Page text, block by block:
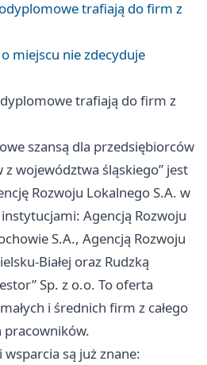
trafiają do firm z
miejscu nie zdecyduje
trafiają do firm z
szansą dla przedsiębiorców
z województwa śląskiego” jest
Rozwoju Lokalnego S.A. w
Agencją Rozwoju
S.A., Agencją Rozwoju
Białej oraz Rudzką
Sp. z o.o. To oferta
i średnich firm z całego
pracowników.
są już znane: